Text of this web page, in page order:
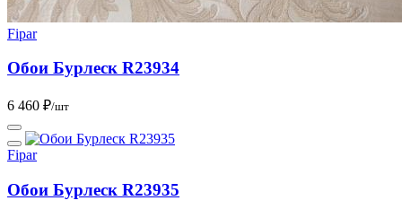
Fipar
Обои Бурлеск R23934
6 460 ₽/шт
Fipar
Обои Бурлеск R23935